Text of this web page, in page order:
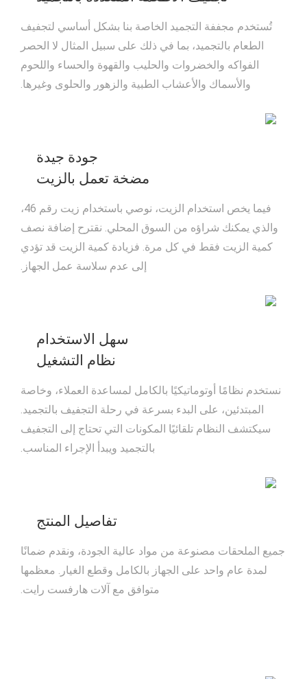
تُستخدم مجففة التجميد الخاصة بنا بشكل أساسي لتجفيف
الطعام بالتجميد، بما في ذلك على سبيل المثال لا الحصر
الفواكه والخضروات والحليب والقهوة والحساء واللحوم
والأسماك والأعشاب الطبية والزهور والحلوى وغيرها.
جودة جيدة
مضخة تعمل بالزيت
فيما يخص استخدام الزيت، نوصي باستخدام زيت رقم 46،
والذي يمكنك شراؤه من السوق المحلي. نقترح إضافة نصف
كمية الزيت فقط في كل مرة. فزيادة كمية الزيت قد تؤدي
إلى عدم سلاسة عمل الجهاز.
سهل الاستخدام
نظام التشغيل
نستخدم نظامًا أوتوماتيكيًا بالكامل لمساعدة العملاء، وخاصة
المبتدئين، على البدء بسرعة في رحلة التجفيف بالتجميد.
سيكتشف النظام تلقائيًا المكونات التي تحتاج إلى التجفيف
بالتجميد ويبدأ الإجراء المناسب.
تفاصيل المنتج
جميع الملحقات مصنوعة من مواد عالية الجودة، ونقدم ضمانًا
لمدة عام واحد على الجهاز بالكامل وقطع الغيار. معظمها
متوافق مع آلات هارفست رايت.